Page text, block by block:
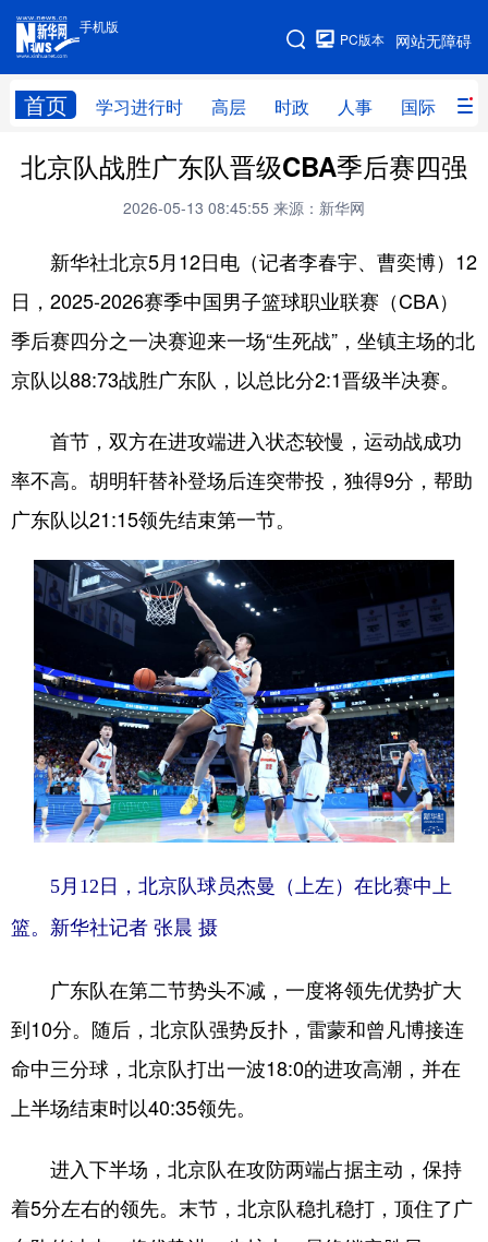
手机版
网站无障碍
PC版本
首页 学习进行时 高层 时政 人事 国际 财
手机版
网站地图
学习进行时 高层 时政 人事
财经 网评
台湾 思客智库 全球连线 教育
科技 科普 体育 文化
健康 军事 访谈 视频
图片 中央文件 金融 汽车
食品 人居 信息化 乡村振兴
溯源中国 城市 旅游 能源
会展 彩票
悦读 公益 一带一路
亚太网 上市公司
地方频道
北京 天津 河北 山西
辽宁 吉林 上海 江苏
浙江 安徽 福建 江西
山东 河南 湖北 湖南
广东 广西
四川 贵州 云南 西藏
陕西 甘肃 青海 宁夏
新疆 内蒙古 黑龙江
多语种频道
English Español Français عربى
北京队战胜广东队晋级CBA季后赛四强
2026-05-13 08:45:55 来源：新华网
新华社北京5月12日电（记者李春宇、曹奕博）12
日，2025-2026赛季中国男子篮球职业联赛（CBA）
季后赛四分之一决赛迎来一场“生死战”，坐镇主场的北
京队以88:73战胜广东队，以总比分2:1晋级半决赛。
首节，双方在进攻端进入状态较慢，运动战成功
率不高。胡明轩替补登场后连突带投，独得9分，帮助
广东队以21:15领先结束第一节。
5月12日，北京队球员杰曼（上左）在比赛中上
篮。新华社记者 张晨 摄
广东队在第二节势头不减，一度将领先优势扩大
到10分。随后，北京队强势反扑，雷蒙和曾凡博接连
命中三分球，北京队打出一波18:0的进攻高潮，并在
上半场结束时以40:35领先。
进入下半场，北京队在攻防两端占据主动，保持
着5分左右的领先。末节，北京队稳扎稳打，顶住了广